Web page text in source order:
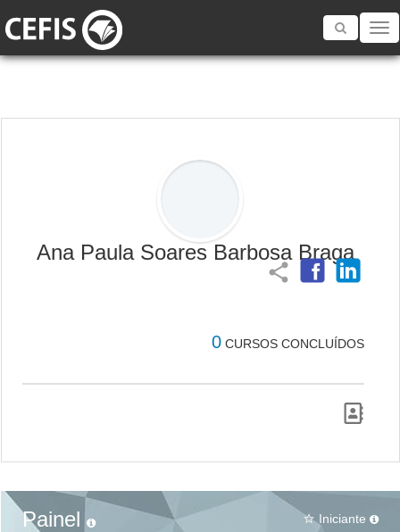
Toggle
Ana Paula Soares Barbosa Braga
share
0 CURSOS CONCLUÍDOS
Painel star_border Iniciante